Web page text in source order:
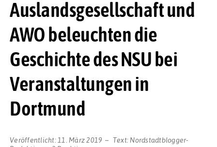
Auslandsgesellschaft und
AWO beleuchten die
Geschichte des NSU bei
Veranstaltungen in
Dortmund
Veröffentlicht: 11. März 2019 Text: Nordstadtblogger-